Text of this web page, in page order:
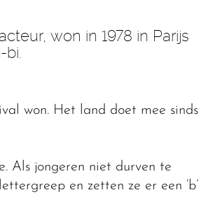
won in 1978 in Parijs
won. Het land doet mee sinds
Als jongeren niet durven te
en zetten ze er een ‘b’